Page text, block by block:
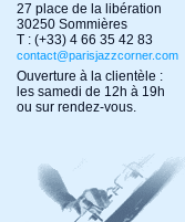
27 place de la libération
30250 Sommières
T : (+33) 4 66 35 42 83
contact@parisjazzcorner.com
Ouverture à la clientèle :
les samedi de 12h à 19h
ou sur rendez-vous.